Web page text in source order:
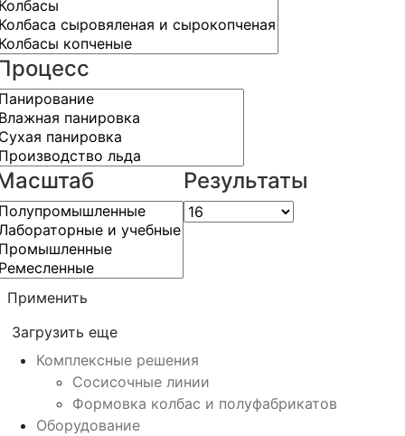
Результаты
Применить
Загрузить еще
Комплексные решения
Сосисочные линии
Формовка колбас и полуфабрикатов
Оборудование